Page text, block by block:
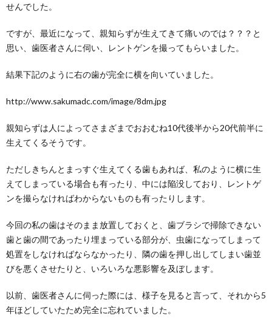
せんでした。
ですが、最近になって、親知らずが生えてきて痛いのでは？？？と
思い、歯医者さんに伺い、レントゲンを撮ってもらいました。
結果下記のように右の歯が完全に横を向いていました。
http://www.sakumadc.com/image/8dm.jpg
親知らずは人によってさまざまでおおむね10代後半から20代前半に
生えてくるそうです。
ただしきちんとまっすぐ生えてくる歯もあれば、私のように横に生
えてしまっている場合も有ったり、中には陥没しており、レントゲ
ンを撮らなければわからないものも有ったりします。
今回の私の歯はそのまま放置しておくと、歯ブラシで掃除できない
歯と歯の間であったり埋まっている部分が、虫歯になってしまって
処置をしなければならなかったり、隣の歯を押し出してしまい歯並
びを悪くさせたりと、いろいろな悪影響を及ぼします。
以前、歯医者さんに伺った際には、様子を見ると言って、それから5
年ほどしていたため完全に忘れていました。